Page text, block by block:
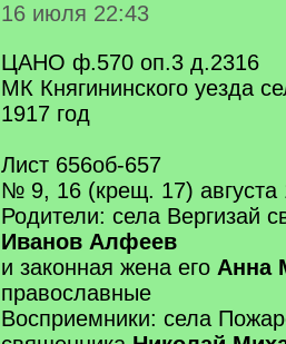
16 июля 22:43
ЦАНО ф.570 оп.3 д.2316
МК Княгининского уезда
1917 год
Лист 656об-657
№ 9, 16 (крещ. 17)
Родители: села Вергизай
Иванов Алфеев
и законная жена его Анна
православные
Восприемники: села